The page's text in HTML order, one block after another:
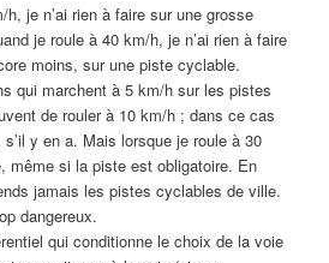
je n’ai rien à faire sur une grosse
je roule à 40 km/h, je n’ai rien à faire
moins, sur une piste cyclable.
qui marchent à 5 km/h sur les pistes
de rouler à 10 km/h ; dans ce cas
y en a. Mais lorsque je roule à 30
même si la piste est obligatoire. En
jamais les pistes cyclables de ville.
dangereux.
qui conditionne le choix de la voie